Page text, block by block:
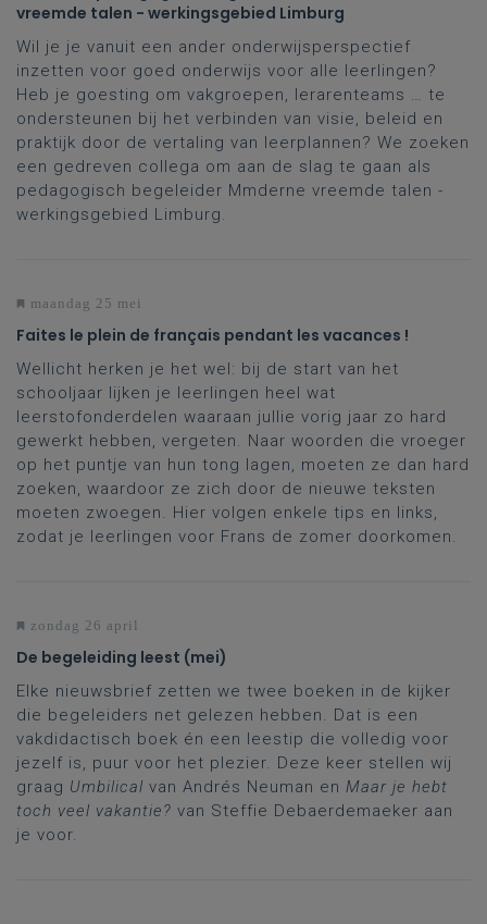
vreemde talen - werkingsgebied Limburg
Wil je je vanuit een ander onderwijsperspectief
inzetten voor goed onderwijs voor alle leerlingen?
Heb je goesting om vakgroepen, lerarenteams … te
ondersteunen bij het verbinden van visie, beleid en
praktijk door de vertaling van leerplannen? We zoeken
een gedreven collega om aan de slag te gaan als
pedagogisch begeleider Mmderne vreemde talen -
werkingsgebied Limburg.
maandag 25 mei
Faites le plein de français pendant les vacances !
Wellicht herken je het wel: bij de start van het
schooljaar lijken je leerlingen heel wat
leerstofonderdelen waaraan jullie vorig jaar zo hard
gewerkt hebben, vergeten. Naar woorden die vroeger
op het puntje van hun tong lagen, moeten ze dan hard
zoeken, waardoor ze zich door de nieuwe teksten
moeten zwoegen. Hier volgen enkele tips en links,
zodat je leerlingen voor Frans de zomer doorkomen.
zondag 26 april
De begeleiding leest (mei)
Elke nieuwsbrief zetten we twee boeken in de kijker
die begeleiders net gelezen hebben. Dat is een
vakdidactisch boek én een leestip die volledig voor
jezelf is, puur voor het plezier. Deze keer stellen wij
graag Umbilical van Andrés Neuman en Maar je hebt
toch veel vakantie? van Steffie Debaerdemaeker aan
je voor.